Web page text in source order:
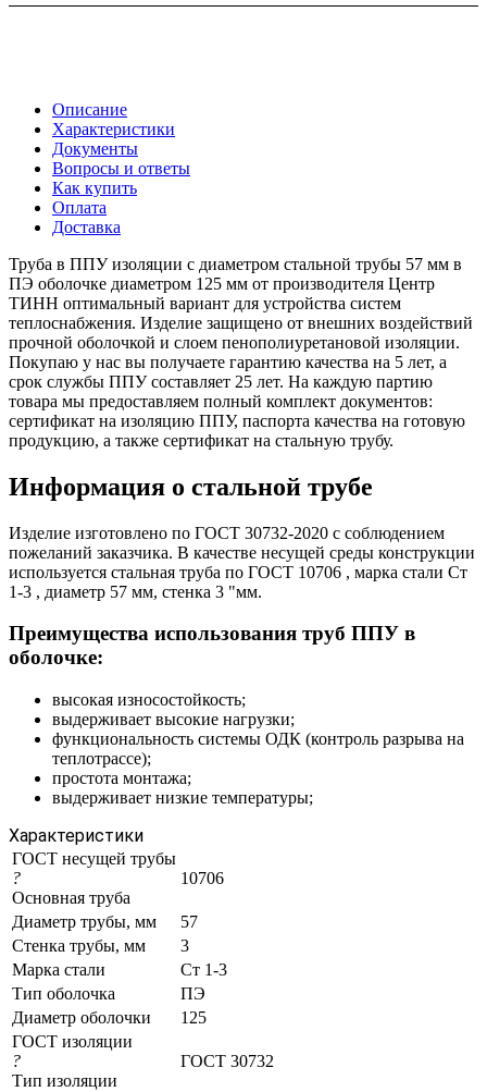
Описание
Характеристики
Документы
Вопросы и ответы
Как купить
Оплата
Доставка
Труба в ППУ изоляции с диаметром стальной трубы 57 мм в
ПЭ оболочке диаметром 125 мм от производителя Центр
ТИНН оптимальный вариант для устройства систем
теплоснабжения. Изделие защищено от внешних воздействий
прочной оболочкой и слоем пенополиуретановой изоляции.
Покупаю у нас вы получаете гарантию качества на 5 лет, а
срок службы ППУ составляет 25 лет. На каждую партию
товара мы предоставляем полный комплект документов:
сертификат на изоляцию ППУ, паспорта качества на готовую
продукцию, а также сертификат на стальную трубу.
Информация о стальной трубе
Изделие изготовлено по ГОСТ 30732-2020 с соблюдением
пожеланий заказчика. В качестве несущей среды конструкции
используется стальная труба по ГОСТ 10706 , марка стали Ст
1-3 , диаметр 57 мм, стенка 3 "мм.
Преимущества использования труб ППУ в
оболочке:
высокая износостойкость;
выдерживает высокие нагрузки;
функциональность системы ОДК (контроль разрыва на
теплотрассе);
простота монтажа;
выдерживает низкие температуры;
Характеристики
ГОСТ несущей трубы
?
Основная труба
10706
Диаметр трубы, мм
57
Стенка трубы, мм
3
Марка стали
Ст 1-3
Тип оболочка
ПЭ
Диаметр оболочки
125
ГОСТ изоляции
?
Тип изоляции
ГОСТ 30732